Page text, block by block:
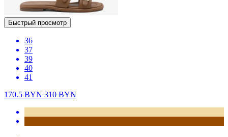
Быстрый просмотр
36
37
39
40
41
170.5 BYN310BYN